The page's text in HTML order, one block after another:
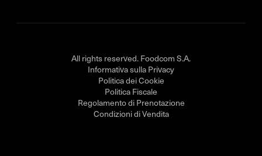
All rights reserved. Foodcom S.A.
Informativa sulla Privacy
Politica dei Cookie
Politica Fiscale
Regolamento di Prenotazione
Condizioni di Vendita